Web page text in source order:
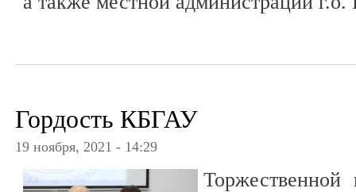
Гордость КБГАУ
19 ноября, 2021 - 14:29
Торжественной